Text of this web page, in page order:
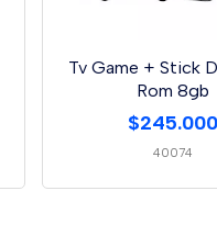
Tv Game + Stick
Rom 8gb
$245.000
40074